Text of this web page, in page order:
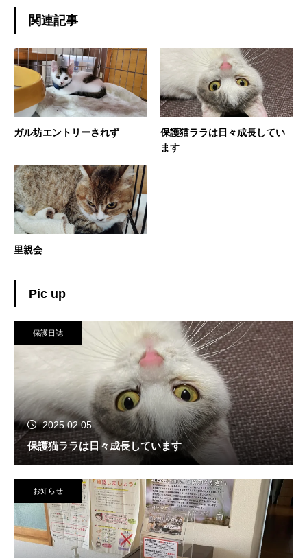
関連記事
ガル坊エントリーされず
保護猫ララは日々成長してい
ます
里親会
Pic up
保護日誌
2025.02.05
保護猫ララは日々成長しています
お知らせ